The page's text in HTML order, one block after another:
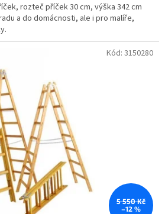
rozteč příček 30 cm, výška 342 cm
a do domácnosti, ale i pro malíře,
5 550 Kč
–12 %
Kód: 3150280